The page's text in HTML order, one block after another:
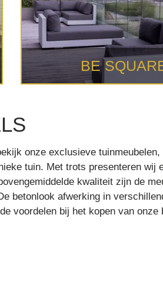
BE
onze exclusieve
tuin. Met trots presenteren
kwaliteit zijn de
betonlook afwerking in
voordelen bij het kopen van onze